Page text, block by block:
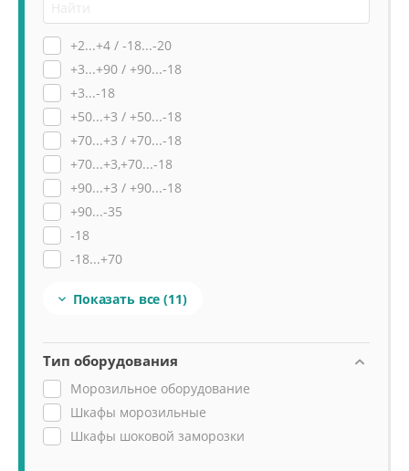
+2...+4 / -18...-20
+3...+90 / +90...-18
+3...-18
+50...+3 / +50...-18
+70...+3 / +70...-18
+70...+3,+70...-18
+90...+3 / +90...-18
+90...-35
-18
-18...+70
 Показать все (11)
Тип оборудования
Морозильное оборудование
Шкафы морозильные
Шкафы шоковой заморозки